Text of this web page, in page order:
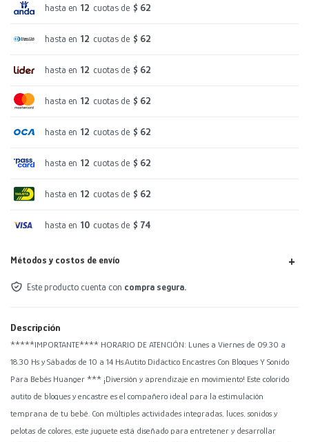
hasta en 12 cuotas de $ 62
hasta en 12 cuotas de $ 62
hasta en 12 cuotas de $ 62
hasta en 12 cuotas de $ 62
hasta en 12 cuotas de $ 62
hasta en 12 cuotas de $ 62
hasta en 12 cuotas de $ 62
hasta en 10 cuotas de $ 74
Métodos y costos de envío
Este producto cuenta con compra segura.
Descripción
*****IMPORTANTE**** HORARIO DE ATENCIÓN: Lunes a Viernes de 09.30 a
18.30 Hs y Sábados de 10 a 14 Hs.Autito Didáctico Encastres Con Bloques Y Sonido
Para Bebés Huanger *** ¡Diversión y aprendizaje en movimiento! Este colorido
autito de bloques y encastre es el compañero ideal para la estimulación
temprana de tu bebé. Con múltiples actividades integradas, luces, sonidos y
pelotas de colores, este juguete está diseñado para entretener y desarrollar